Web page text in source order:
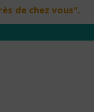
de chez vous".